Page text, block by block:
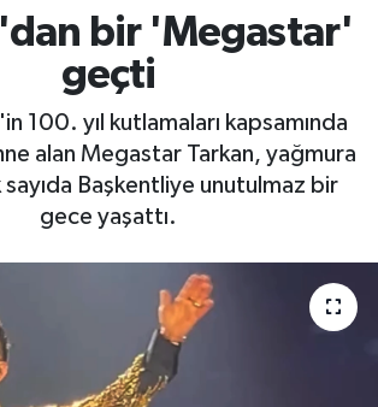
bir 'Megastar'
geçti
100. yıl kutlamaları kapsamında
alan Megastar Tarkan, yağmura
Başkentliye unutulmaz bir
gece yaşattı.